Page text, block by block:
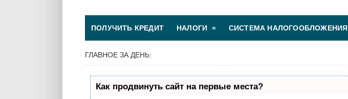
ПОЛУЧИТЬ КРЕДИТ НАЛОГИ » СИСТЕМА НАЛОГООБЛОЖЕНИЯ
ГЛАВНОЕ ЗА ДЕНЬ:
Как продвинуть сайт на первые места?